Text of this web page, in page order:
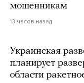
мошенникам
13 часов назад
Украинская
планирует
области